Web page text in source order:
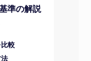
準の解説
較